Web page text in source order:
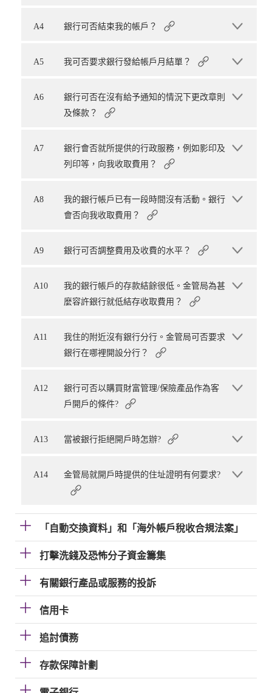
A4 銀行可否結束我的帳戶？
A5 我可否要求銀行發給帳戶月結單？
A6
銀行可否在沒有給予通知的情況下更改章則
及條款？
A7
銀行會否就所提供的行政服務，例如影印及
列印等，向我收取費用？
A8
我的銀行帳戶已有一段時間沒有活動。銀行
會否向我收取費用？
A9 銀行可否調整費用及收費的水平？
A10
我的銀行帳戶的存款結餘很低。金管局為甚
麼容許銀行就低結存收取費用？
A11
我住的附近沒有銀行分行。金管局可否要求
銀行在哪裡開設分行？
A12
銀行可否以購買財富管理/保險產品作為客
戶開戶的條件?
A13 當被銀行拒絕開戶時怎辦?
A14 金管局就開戶時提供的住址證明有何要求?
「自動交換資料」和「海外帳戶稅收合規法案」
打擊洗錢及恐怖分子資金籌集
有關銀行產品或服務的投訴
信用卡
追討債務
存款保障計劃